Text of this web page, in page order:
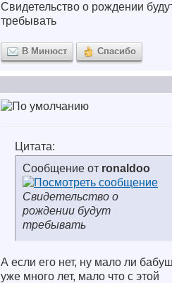
Свидетельство о рождении
требывать
В Минюст Спасибо
Цитата:
Сообщение от ronaldoo
Свидетельство о
рождении будут
требывать
А если его нет, ну мало ли
уже много лет, мало что с этой